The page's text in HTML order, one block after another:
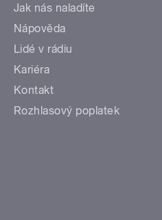
Jak nás naladíte
Nápověda
Lidé v rádiu
Kariéra
Kontakt
Rozhlasový poplatek